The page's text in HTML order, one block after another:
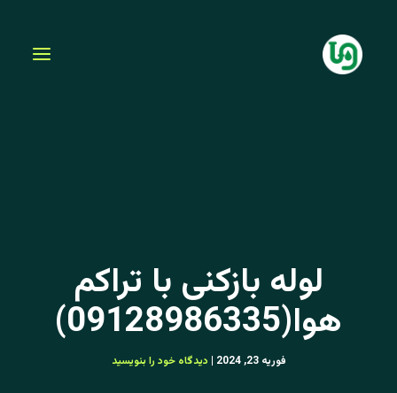
لوله بازکنی با تراکم
هوا(09128986335)
فوریه 23, 2024 | دیدگاه‌ خود را بنویسید